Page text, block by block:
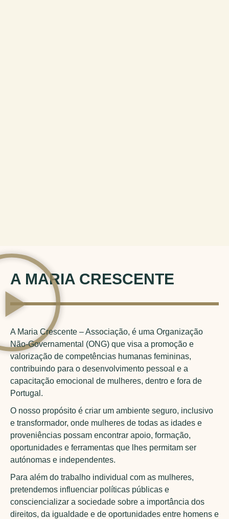
A MARIA CRESCENTE
A Maria Crescente – Associação, é uma Organização
Não-Governamental (ONG) que visa a promoção e
valorização de competências humanas femininas,
contribuindo para o desenvolvimento pessoal e a
capacitação emocional de mulheres, dentro e fora de
Portugal.
O nosso propósito é criar um ambiente seguro, inclusivo
e transformador, onde mulheres de todas as idades e
proveniências possam encontrar apoio, formação,
oportunidades e ferramentas que lhes permitam ser
autónomas e independentes.
Para além do trabalho individual com as mulheres,
pretendemos influenciar políticas públicas e
consciencializar a sociedade sobre a importância dos
direitos, da igualdade e de oportunidades entre homens e